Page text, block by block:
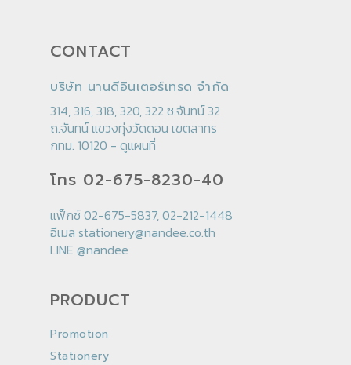
CONTACT
บริษัท นานดีอินเตอร์เทรด จำกัด
314, 316, 318, 320, 322 ซ.จันทน์ 32
ถ.จันทน์ แขวงทุ่งวัดดอน เขตสาทร
กทม. 10120 - ดูแผนที่
โทร 02-675-8230-40
แฟ็กซ์ 02-675-5837, 02-212-1448
อีเมล stationery@nandee.co.th
LINE @nandee
PRODUCT
Promotion
Stationery